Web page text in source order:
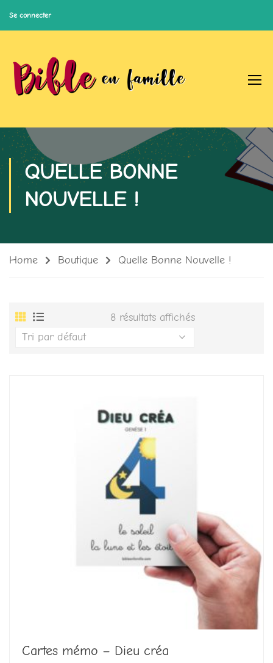
Se connecter
QUELLE BONNE
NOUVELLE !
Home Boutique Quelle Bonne Nouvelle !
8 résultats affichés
Cartes mémo – Dieu créa